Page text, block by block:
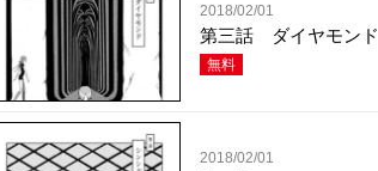
2018/02/01
第三話 ダイヤモンド
無料
2018/02/01